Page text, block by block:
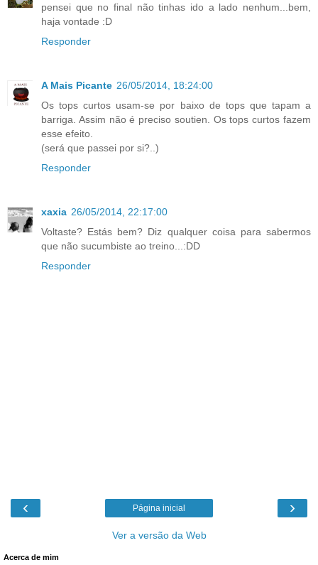
pensei que no final não tinhas ido a lado nenhum...bem,
haja vontade :D
Responder
A Mais Picante 26/05/2014, 18:24:00
Os tops curtos usam-se por baixo de tops que tapam a
barriga. Assim não é preciso soutien. Os tops curtos fazem
esse efeito.
(será que passei por si?..)
Responder
xaxia 26/05/2014, 22:17:00
Voltaste? Estás bem? Diz qualquer coisa para sabermos
que não sucumbiste ao treino...:DD
Responder
‹ ›
Página inicial
Ver a versão da Web
Acerca de mim